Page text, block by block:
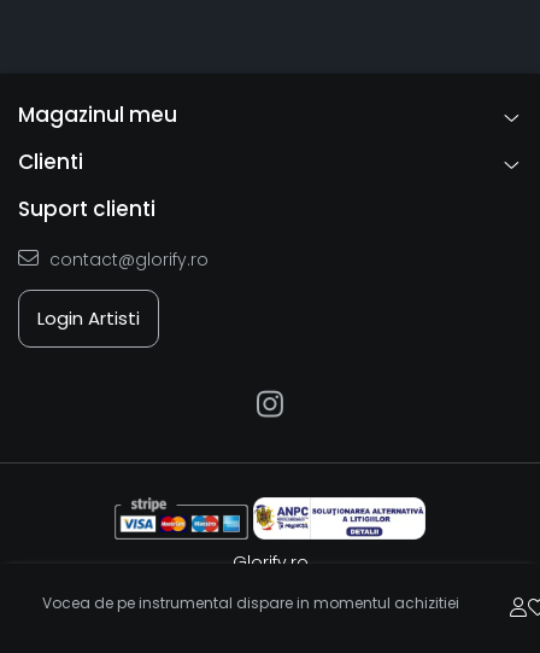
Vocea de pe instrumental dispare in momentul achizitiei
Magazinul meu
Clienti
Suport clienti
contact@glorify.ro
Login Artisti
Glorify.ro